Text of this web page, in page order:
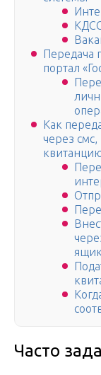
Передача
портал
Как
через
Часто